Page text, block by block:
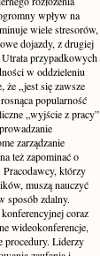
wpływ na
wiele stresorów,
dojazdy, z drugiej
przypadkowych
w oddzieleniu
że „jest się zawsze
popularność
„wyjście z pracy”
zarządzanie
też zapominać o
którzy
muszą nauczyć
sposób zdalny.
coraz
wideokonferencje,
procedury. Liderzy